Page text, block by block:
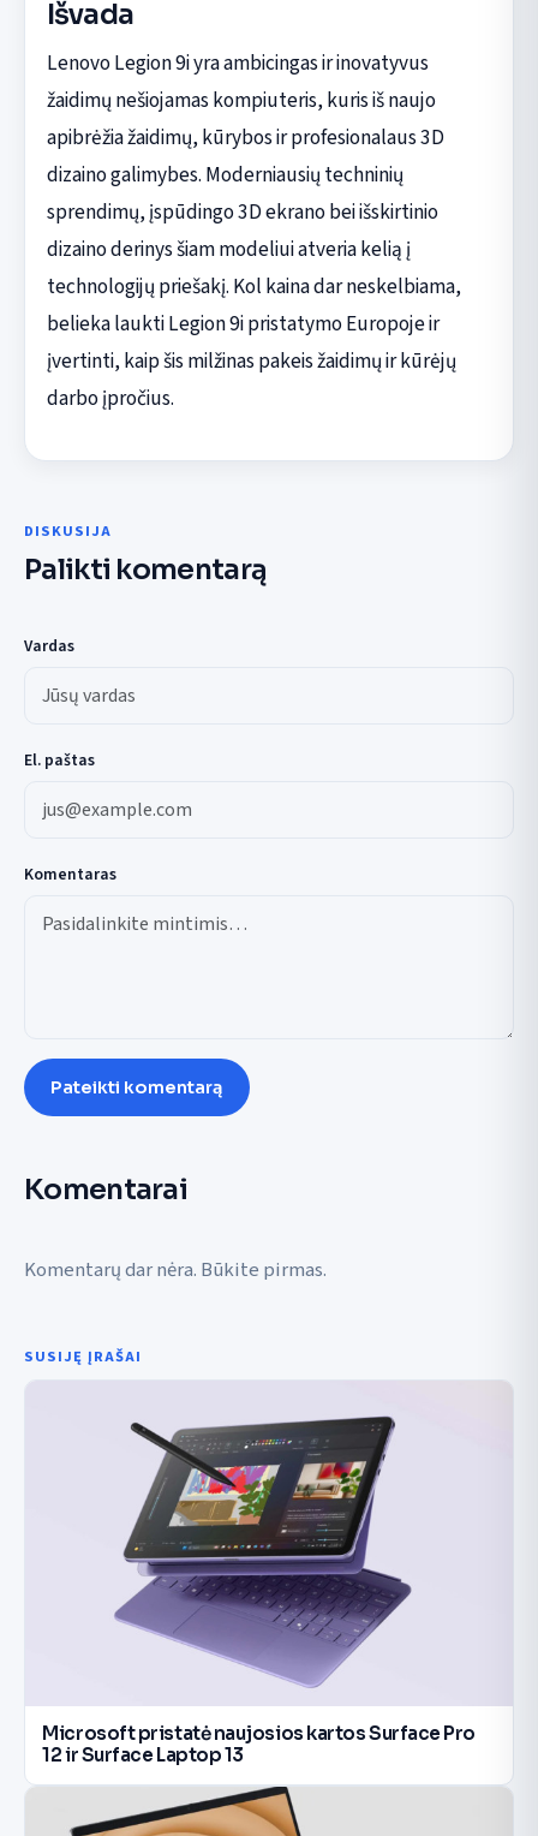
Išvada
Lenovo Legion 9i yra ambicingas ir inovatyvus
žaidimų nešiojamas kompiuteris, kuris iš naujo
apibrėžia žaidimų, kūrybos ir profesionalaus 3D
dizaino galimybes. Moderniausių techninių
sprendimų, įspūdingo 3D ekrano bei išskirtinio
dizaino derinys šiam modeliui atveria kelią į
technologijų priešakį. Kol kaina dar neskelbiama,
belieka laukti Legion 9i pristatymo Europoje ir
įvertinti, kaip šis milžinas pakeis žaidimų ir kūrėjų
darbo įpročius.
DISKUSIJA
Palikti komentarą
Vardas
El. paštas
Komentaras
Pateikti komentarą
Komentarai
Komentarų dar nėra. Būkite pirmas.
SUSIJĘ ĮRAŠAI
Microsoft pristatė naujosios kartos Surface Pro
12 ir Surface Laptop 13